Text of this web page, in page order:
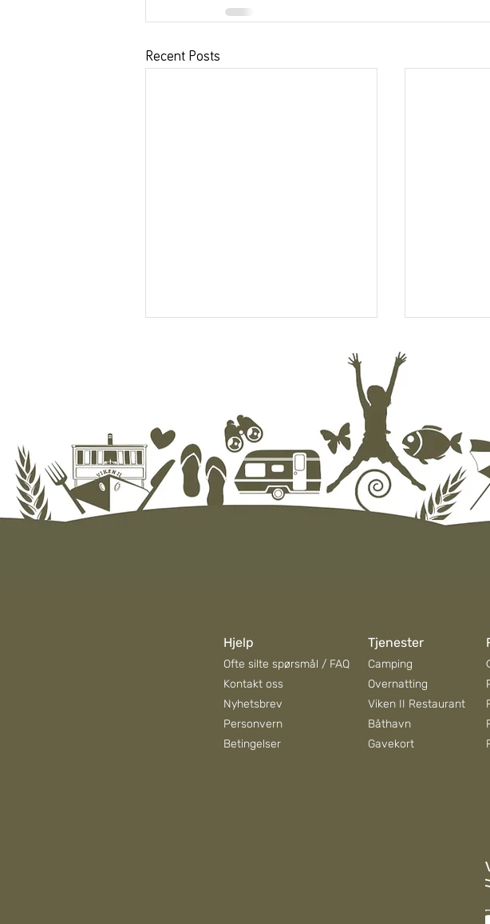
Recent Posts
Campingnytt fra Evjua: August
2026
Hva skjer
Hjelp
Ofte silte spørsmål / FAQ
Kontakt oss
Nyhetsbrev
Personvern
Betingelser
Tjenester
Camping
Overnatting
Viken II Restaurant
Båthavn
Gavekort